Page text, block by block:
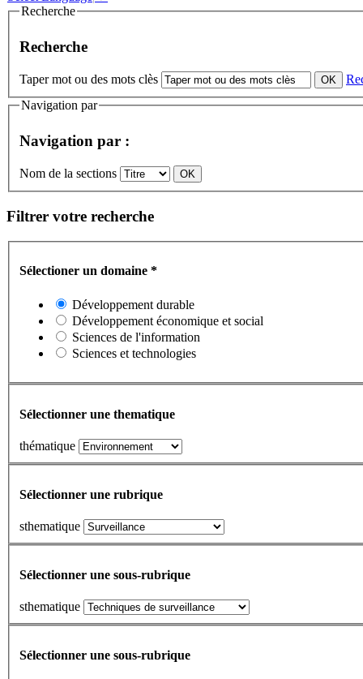
Recherche
Recherche
Taper mot ou des mots clès
Navigation par
Navigation par :
Nom de la sections
Filtrer votre recherche
Sélectioner un domaine *
Développement durable
Développement économique et social
Sciences de l'information
Sciences et technologies
Sélectionner une thematique
thématique
Sélectionner une rubrique
sthematique
Sélectionner une sous-rubrique
sthematique
Sélectionner une sous-rubrique